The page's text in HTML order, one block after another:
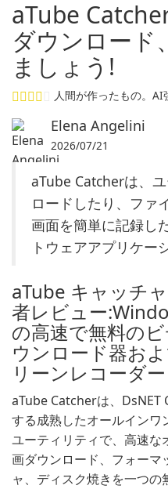
aTube
ダウンロード
ましょう!
人間が作ったもの。AI
Elena Angelini
2026/07/21
aTube Catcherは、
ロードしたり、ファ
画面を簡単に記録し
トウェアアプリケー
aTube キャッチ
者レビュー
の高速で無料の
ウンロード器お
リーンレコーダー
aTube Catcherは、DsNET
する成熟したオールイン
ユーティリティで、高速な
画ダウンロード、フォーマ
ャ、ディスク焼きを一つの